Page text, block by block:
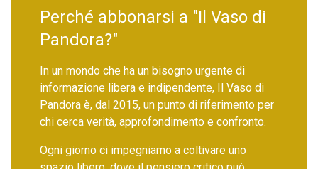
Perché abbonarsi a "Il Vaso di
Pandora?"
In un mondo che ha un bisogno urgente di
informazione libera e indipendente, Il Vaso di
Pandora è, dal 2015, un punto di riferimento per
chi cerca verità, approfondimento e confronto.
Ogni giorno ci impegniamo a coltivare uno